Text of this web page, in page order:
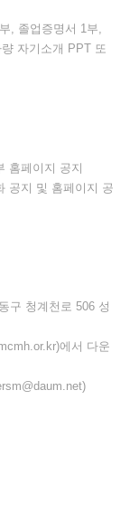
, 졸업증명서 1부,
자기소개 PPT 또
홈페이지 공지
공지 및 홈페이지 공
구 청계천로 506 성
에서 다운